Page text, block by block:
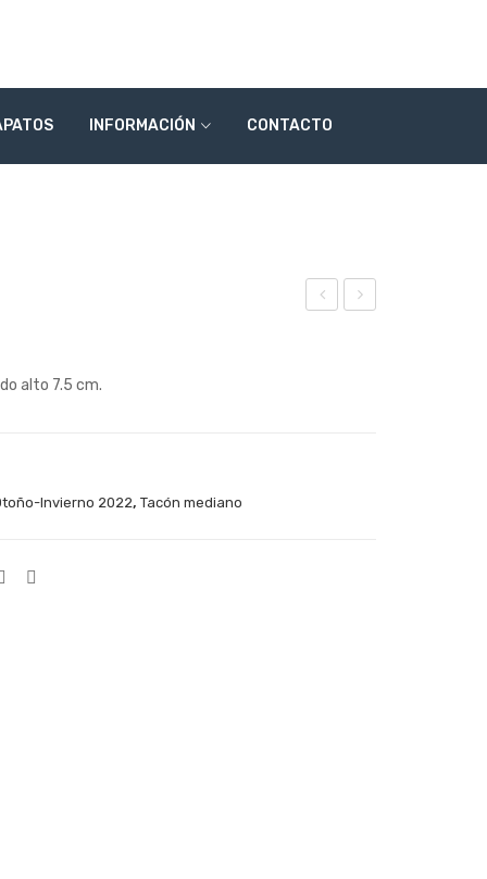
INFORMACIÓN CONTACTO
alto 7.5 cm.
Invierno 2022, Tacón mediano